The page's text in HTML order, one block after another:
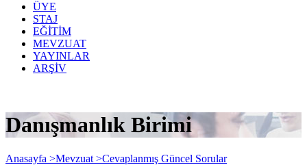
ÜYE
STAJ
EĞİTİM
MEVZUAT
YAYINLAR
ARŞİV
Danışmanlık Birimi
Anasayfa >Mevzuat >Cevaplanmış Güncel Sorular